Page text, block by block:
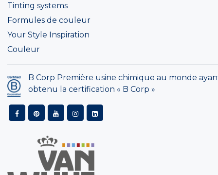
Tinting systems
Formules de couleur
Your Style Inspiration
Couleur
B Corp Première usine chimique au monde
obtenu la certification « B Corp »